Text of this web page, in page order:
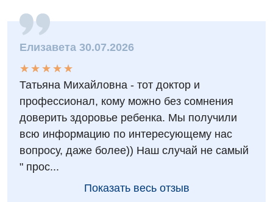
Елизавета 30.07.2026
★
★
★
★
★
★ ★ ★ ★ ★
Татьяна Михайловна - тот доктор и
профессионал, кому можно без сомнения
доверить здоровье ребенка. Мы получили
всю информацию по интересующему нас
вопросу, даже более)) Наш случай не самый
" прос...
Показать весь отзыв